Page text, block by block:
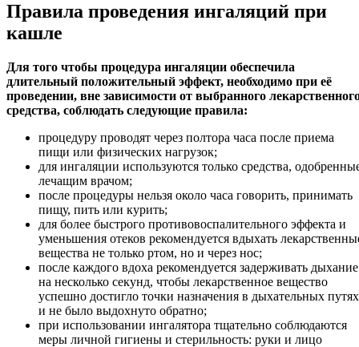
Правила проведения ингаляций при
кашле
Для того чтобы процедура ингаляции обеспечила
длительный положительный эффект, необходимо при её
проведении, вне зависимости от выбранного
средства, соблюдать следующие правила:
процедуру проводят через полтора часа после приема
пищи или физических нагрузок;
для ингаляции используются только средства,
лечащим врачом;
после процедуры нельзя около часа говорить, принимать
пищу, пить или курить;
для более быстрого противовоспалительного эффекта и
уменьшения отеков рекомендуется вдыхать
вещества не только ртом, но и через нос;
после каждого вдоха рекомендуется задерживать дыхание
на несколько секунд, чтобы лекарственное вещество
успешно достигло точки назначения в дыхательных путях
и не было выдохнуто обратно;
при использовании ингалятора тщательно соблюдаются
меры личной гигиены и стерильность: руки и лицо